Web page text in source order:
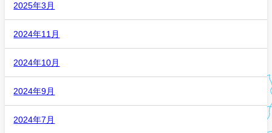
2025年3月
2024年11月
2024年10月
2024年9月
2024年7月